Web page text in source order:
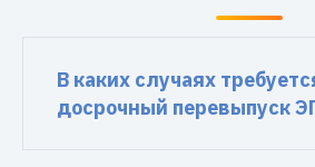
В каких случаях
досрочный перевыпуск